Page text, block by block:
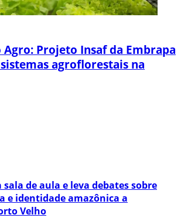
Projeto Insaf da Embrapa
agroflorestais na
de aula e leva debates sobre
e identidade amazônica a
Velho